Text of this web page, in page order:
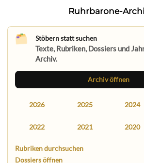
Ruhrbarone-
Stöbern statt suchen
Texte, Rubriken, Dossiers und
Archiv.
Archiv öffnen
2026 2025 2024
2022 2021 2020
Rubriken durchsuchen
Dossiers öffnen